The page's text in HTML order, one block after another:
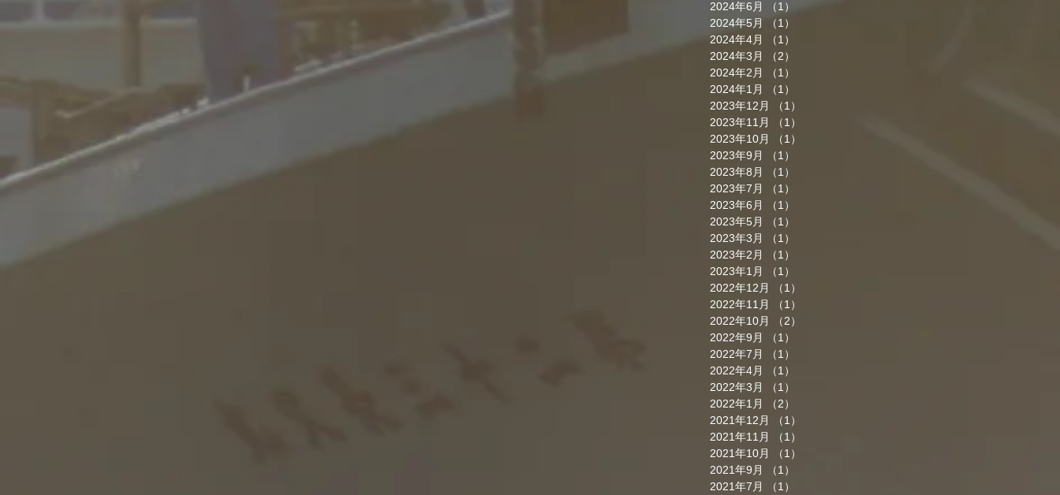
2024年6月
（1）
2024年5月
（1）
2024年4月
（1）
2024年3月
（2）
2024年2月
（1）
2024年1月
（1）
2023年12月
（1）
2023年11月
（1）
2023年10月
（1）
2023年9月
（1）
2023年8月
（1）
2023年7月
（1）
2023年6月
（1）
2023年5月
（1）
2023年3月
（1）
2023年2月
（1）
2023年1月
（1）
2022年12月
（1）
2022年11月
（1）
2022年10月
（2）
2022年9月
（1）
2022年7月
（1）
2022年4月
（1）
2022年3月
（1）
2022年1月
（2）
2021年12月
（1）
2021年11月
（1）
2021年10月
（1）
2021年9月
（1）
2021年7月
（1）